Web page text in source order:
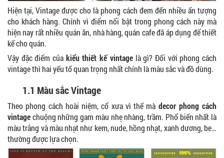
Hiện tại, Vintage được cho là phong cách đem đến nhiều ấn tượng
cho khách hàng. Chính vì điểm nổi bật trong phong cách này mà
hiện nay rất nhiều quán ăn, nhà hàng, quán cafe đã áp dụng để thiết
kế cho quán.
Vậy đặc điểm của kiểu thiết kế vintagelà gì? Đối với phong cách
vintage thì hai yếu tố quan trọng nhất chính là màu sắc và đồ dùng.
1.1 Màu sắc Vintage
Theo phong cách hoài niệm, cổ xưa vì thế mà decor phong cách
vintagechuộng những gam màu nhẹ nhàng, trầm. Phổ biến nhất là
màu trắng và màu nhạt như kem, nude, hồng nhạt, xanh dương, be…
thường được lựa chọn.